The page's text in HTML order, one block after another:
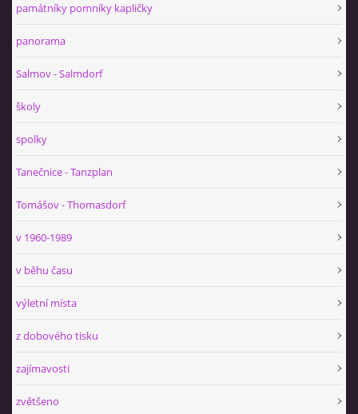
památníky pomníky kapličky
panorama
Salmov - Salmdorf
školy
spolky
Tanečnice - Tanzplan
Tomášov - Thomasdorf
v 1960-1989
v běhu času
výletní místa
z dobového tisku
zajímavosti
zvětšeno